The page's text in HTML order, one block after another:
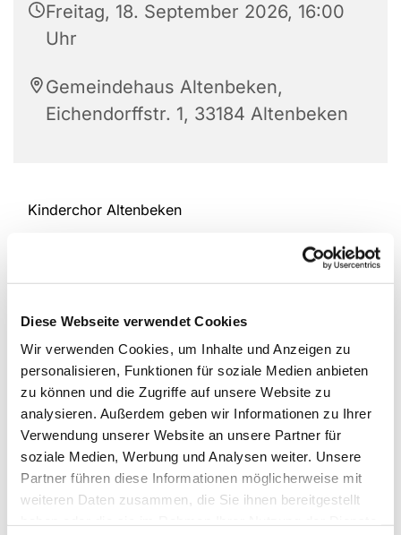
Diese Webseite verwendet Cookies
Wir verwenden Cookies, um Inhalte und Anzeigen zu
personalisieren, Funktionen für soziale Medien anbieten
zu können und die Zugriffe auf unsere Website zu
analysieren. Außerdem geben wir Informationen zu Ihrer
Verwendung unserer Website an unsere Partner für
soziale Medien, Werbung und Analysen weiter. Unsere
Partner führen diese Informationen möglicherweise mit
weiteren Daten zusammen, die Sie ihnen bereitgestellt
Freitag, 18. September 2026, 16:00
Uhr
Gemeindehaus Altenbeken,
Eichendorffstr. 1, 33184 Altenbeken
Kinderchor Altenbeken
Ansprechpartnerin: Britta Claes Tel.: 052 55 -9 33